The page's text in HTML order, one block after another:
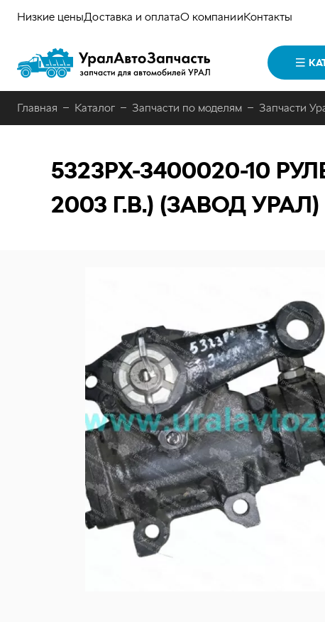
Низкие ценыДоставка и оплатаО компанииКонтакты
Главная Каталог Запчасти по моделям Запчасти
5323РХ-3400020-10
2003 Г.В.) (ЗАВОД УРАЛ)